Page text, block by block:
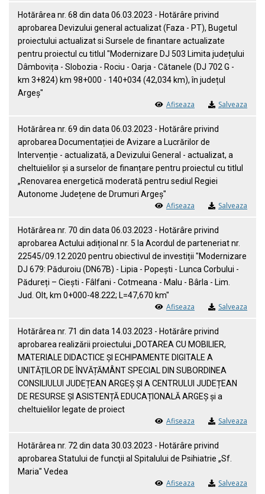
Hotărârea nr. 68 din data 06.03.2023 - Hotărâre privind
aprobarea Devizului general actualizat (Faza - PT), Bugetul
proiectului actualizat si Sursele de finantare actualizate
pentru proiectul cu titlul "Modernizare DJ 503 Limita județului
Dâmbovița - Slobozia - Rociu - Oarja - Cătanele (DJ 702 G -
km 3+824) km 98+000 - 140+034 (42,034 km), în județul
Argeș"
Afiseaza Salveaza
Hotărârea nr. 69 din data 06.03.2023 - Hotărâre privind
aprobarea Documentației de Avizare a Lucrărilor de
Intervenție - actualizată, a Devizului General - actualizat, a
cheltuielilor și a surselor de finanțare pentru proiectul cu titlul
„Renovarea energetică moderată pentru sediul Regiei
Autonome Județene de Drumuri Argeș"
Afiseaza Salveaza
Hotărârea nr. 70 din data 06.03.2023 - Hotărâre privind
aprobarea Actului adițional nr. 5 la Acordul de parteneriat nr.
22545/09.12.2020 pentru obiectivul de investiții "Modernizare
DJ 679: Păduroiu (DN67B) - Lipia - Popești - Lunca Corbului -
Pădureți – Ciești - Fâlfani - Cotmeana - Malu - Bârla - Lim.
Jud. Olt, km 0+000-48.222; L=47,670 km"
Afiseaza Salveaza
Hotărârea nr. 71 din data 14.03.2023 - Hotărâre privind
aprobarea realizării proiectului „DOTAREA CU MOBILIER,
MATERIALE DIDACTICE ȘI ECHIPAMENTE DIGITALE A
UNITĂȚILOR DE ÎNVĂȚĂMÂNT SPECIAL DIN SUBORDINEA
CONSILIULUI JUDEȚEAN ARGEȘ ȘI A CENTRULUI JUDEȚEAN
DE RESURSE ȘI ASISTENȚĂ EDUCAȚIONALĂ ARGEȘ și a
cheltuielilor legate de proiect
Afiseaza Salveaza
Hotărârea nr. 72 din data 30.03.2023 - Hotărâre privind
aprobarea Statului de funcţii al Spitalului de Psihiatrie „Sf.
Maria" Vedea
Afiseaza Salveaza